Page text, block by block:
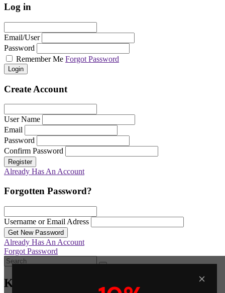
Log in
Email/User
Password
Remember Me Forgot Password
Login
Create Account
User Name
Email
Password
Confirm Password
Register
Already Has An Account
Forgotten Password?
Username or Email Adress
Get New Password
Already Has An Account
Forgot Password
Καλάθι